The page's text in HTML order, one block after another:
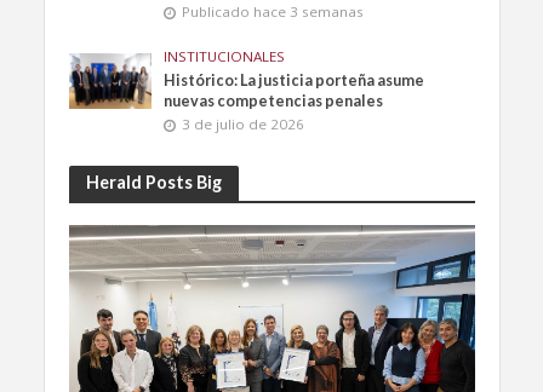
Publicado hace 3 semanas
INSTITUCIONALES
Histórico: La justicia porteña asume
nuevas competencias penales
3 de julio de 2026
Herald Posts Big